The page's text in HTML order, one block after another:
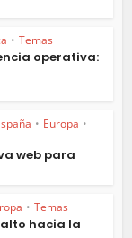
• Temas
operativa:
• Europa •
web para
• Temas
hacia la